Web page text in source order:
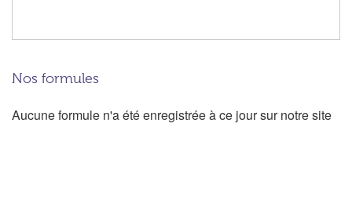
Nos formules
Aucune formule n'a été enregistrée à ce jour sur notre site